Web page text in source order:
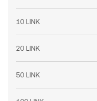
10 LINK
20 LINK
50 LINK